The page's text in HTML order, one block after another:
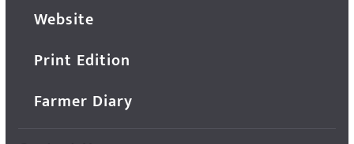
Website
Print Edition
Farmer Diary